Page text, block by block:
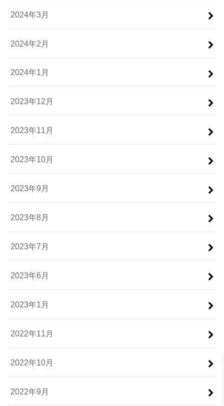
2024年3月
2024年2月
2024年1月
2023年12月
2023年11月
2023年10月
2023年9月
2023年8月
2023年7月
2023年6月
2023年1月
2022年11月
2022年10月
2022年9月